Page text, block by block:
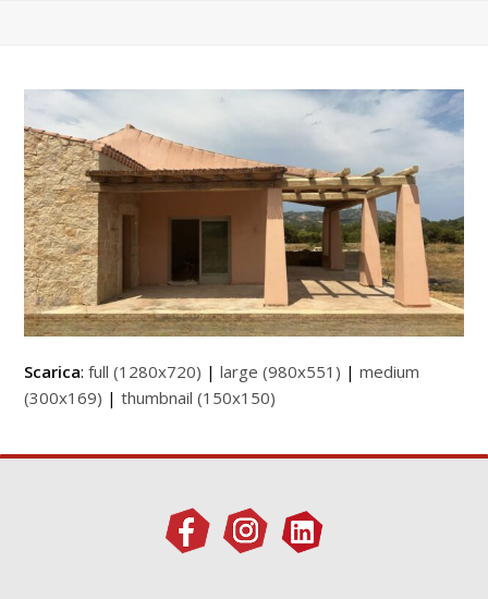
Scarica:full (1280x720) |large (980x551) |medium
(300x169) |thumbnail (150x150)